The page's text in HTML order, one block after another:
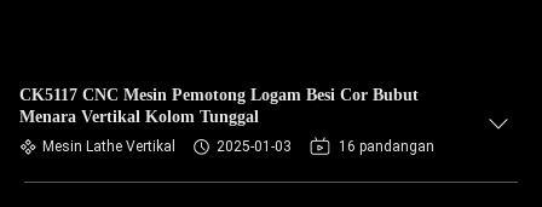
CK5117 CNC Mesin Pemotong Logam Besi Cor Bubut
Menara Vertikal Kolom Tunggal
Mesin Lathe Vertikal 2025-01-03 16 pandangan